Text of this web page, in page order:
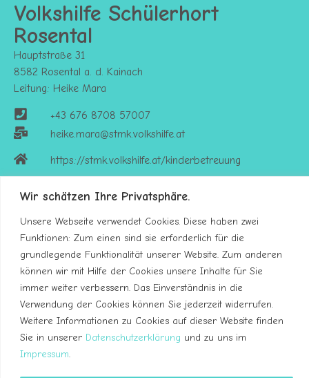
Wir schätzen Ihre Privatsphäre.
Unsere Webseite verwendet Cookies. Diese haben zwei
Funktionen: Zum einen sind sie erforderlich für die
grundlegende Funktionalität unserer Website. Zum anderen
können wir mit Hilfe der Cookies unsere Inhalte für Sie
immer weiter verbessern. Das Einverständnis in die
Verwendung der Cookies können Sie jederzeit widerrufen.
Weitere Informationen zu Cookies auf dieser Website finden
Sie in unserer Datenschutzerklärung und zu uns im
Impressum.
Volkshilfe Schülerhort
Rosental
Hauptstraße 31
8582 Rosental a. d. Kainach
Leitung: Heike Mara
+43 676 8708 57007
heike.mara@stmk.volkshilfe.at
https://stmk.volkshilfe.at/kinderbetreuung